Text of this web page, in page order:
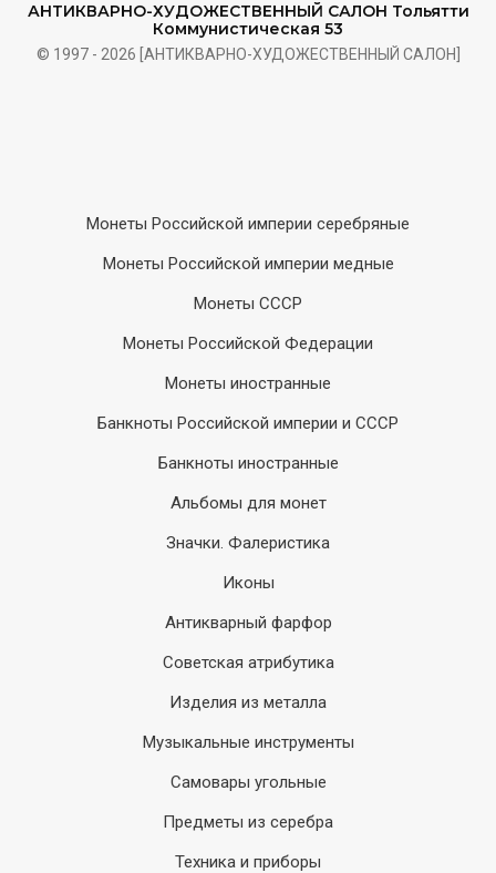
АНТИКВАРНО-ХУДОЖЕСТВЕННЫЙ САЛОН Тольятти
Коммунистическая 53
© 1997 - 2026 [АНТИКВАРНО-ХУДОЖЕСТВЕННЫЙ САЛОН]
Монеты Российской империи серебряные
Монеты Российской империи медные
Монеты СССР
Монеты Российской Федерации
Монеты иностранные
Банкноты Российской империи и СССР
Банкноты иностранные
Альбомы для монет
Значки. Фалеристика
Иконы
Антикварный фарфор
Советская атрибутика
Изделия из металла
Музыкальные инструменты
Самовары угольные
Предметы из серебра
Техника и приборы